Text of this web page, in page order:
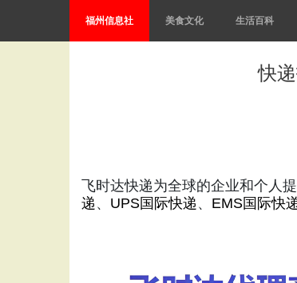
福州信息社 美食文化 生活百科
快
飞时达快递为全球的企业和个人
递 、 UPS国际快递 、 EMS国际快